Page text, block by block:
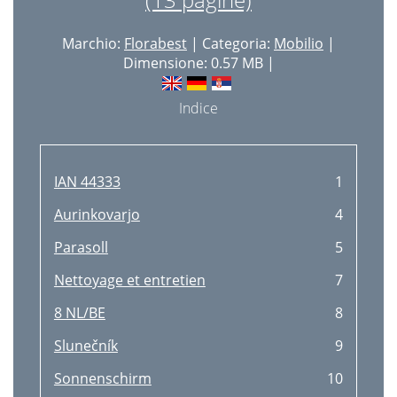
Marchio: Florabest | Categoria: Mobilio |
Dimensione: 0.57 MB |
Indice
IAN 44333
1
Aurinkovarjo
4
Parasoll
5
Nettoyage et entretien
7
8 NL/BE
8
Slunečník
9
Sonnenschirm
10